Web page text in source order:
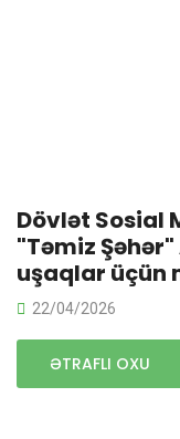
Dövlət Sosial
"Təmiz
uşaqlar üçün
22/04/2026
ƏTRAFLI OXU